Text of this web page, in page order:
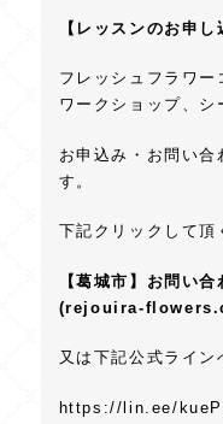
【レッスンのお申し
フレッシュフラワー
ワークショップ、
お申込み・お問い合
す。
下記クリックして頂
【葛城市】お問い
(rejouira-
又は下記公式ライン
https://lin.ee/